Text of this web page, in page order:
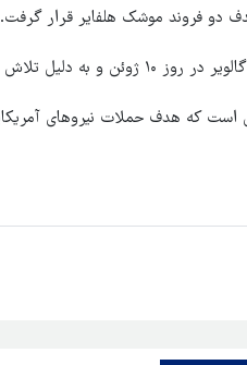
دو فروند موشک هلفایر قرار گرفت.
نفت ایران صورت گرفته است.
است که هدف حملات نیروهای